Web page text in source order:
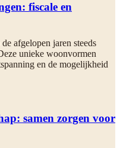
fiscale en
afgelopen jaren steeds
unieke woonvormen
en de mogelijkheid
samen zorgen voor